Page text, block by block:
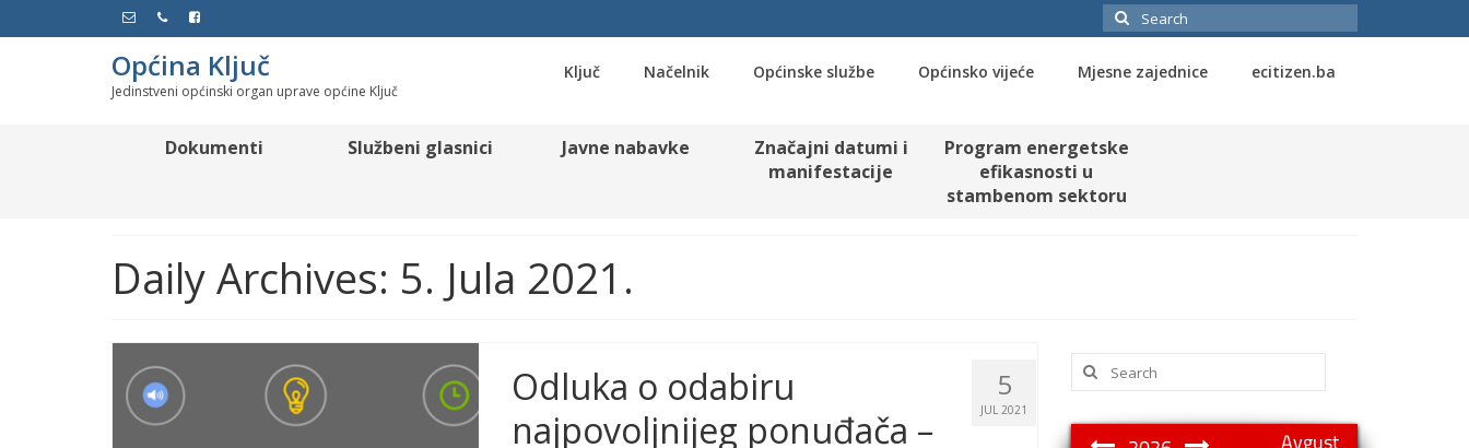
Search
for:
Općina Ključ
Jedinstveni općinski organ uprave općine Ključ
Ključ Načelnik Općinske službe Općinsko vijeće Mjesne zajednice ecitizen.ba
Dokumenti Službeni glasnici Javne nabavke
Značajni datumi i
manifestacije
Program energetske
efikasnosti u
stambenom sektoru
Daily Archives: 5. Jula 2021.
5
JUL 2021
Odluka o odabiru
najpovoljnijeg ponuđača –
Search
for: